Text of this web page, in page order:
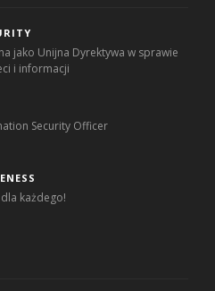
jako Unijna Dyrektywa w sprawie
i informacji
Security Officer
każdego!